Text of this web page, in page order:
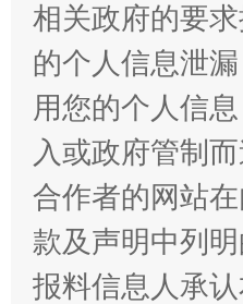
揭批美国五大"原罪"
相关政府的要
的个人信息泄漏
用您的个人信
入或政府管制
合作者的网站在
款及声明中列
报料信息人承